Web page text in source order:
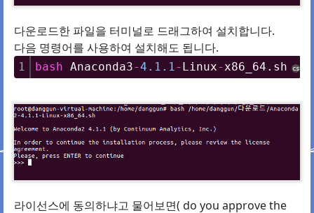
다운로드한 파일을 터미널로 드래그하여 설치합니다.
다음 명령어를 사용하여 설치해도 됩니다.
1 bash Anaconda3-4. 1. 1- Linux-x86_64.sh cs
라이선스에 동의하냐고 물어보면( do you approve the